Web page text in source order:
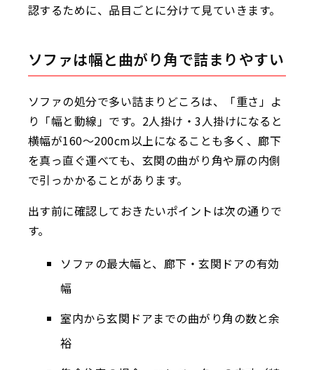
認するために、品目ごとに分けて見ていきます。
ソファは幅と曲がり角で詰まりやすい
ソファの処分で多い詰まりどころは、「重さ」よ
り「幅と動線」です。2人掛け・3人掛けになると
横幅が160〜200cm以上になることも多く、廊下
を真っ直ぐ運べても、玄関の曲がり角や扉の内側
で引っかかることがあります。
出す前に確認しておきたいポイントは次の通りで
す。
ソファの最大幅と、廊下・玄関ドアの有効
幅
室内から玄関ドアまでの曲がり角の数と余
裕